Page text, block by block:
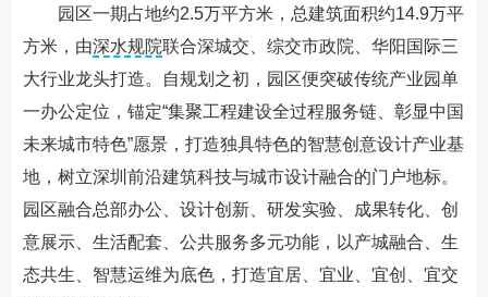
园区一期占地约2.5万平方米，总建筑面积约14.9万平
方米，由深水规院联合深城交、综交市政院、华阳国际三
大行业龙头打造。自规划之初，园区便突破传统产业园单
一办公定位，锚定“集聚工程建设全过程服务链、彰显中国
未来城市特色”愿景，打造独具特色的智慧创意设计产业基
地，树立深圳前沿建筑科技与城市设计融合的门户地标。
园区融合总部办公、设计创新、研发实验、成果转化、创
意展示、生活配套、公共服务多元功能，以产城融合、生
态共生、智慧运维为底色，打造宜居、宜业、宜创、宜交